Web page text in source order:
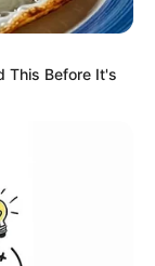
This Before It's